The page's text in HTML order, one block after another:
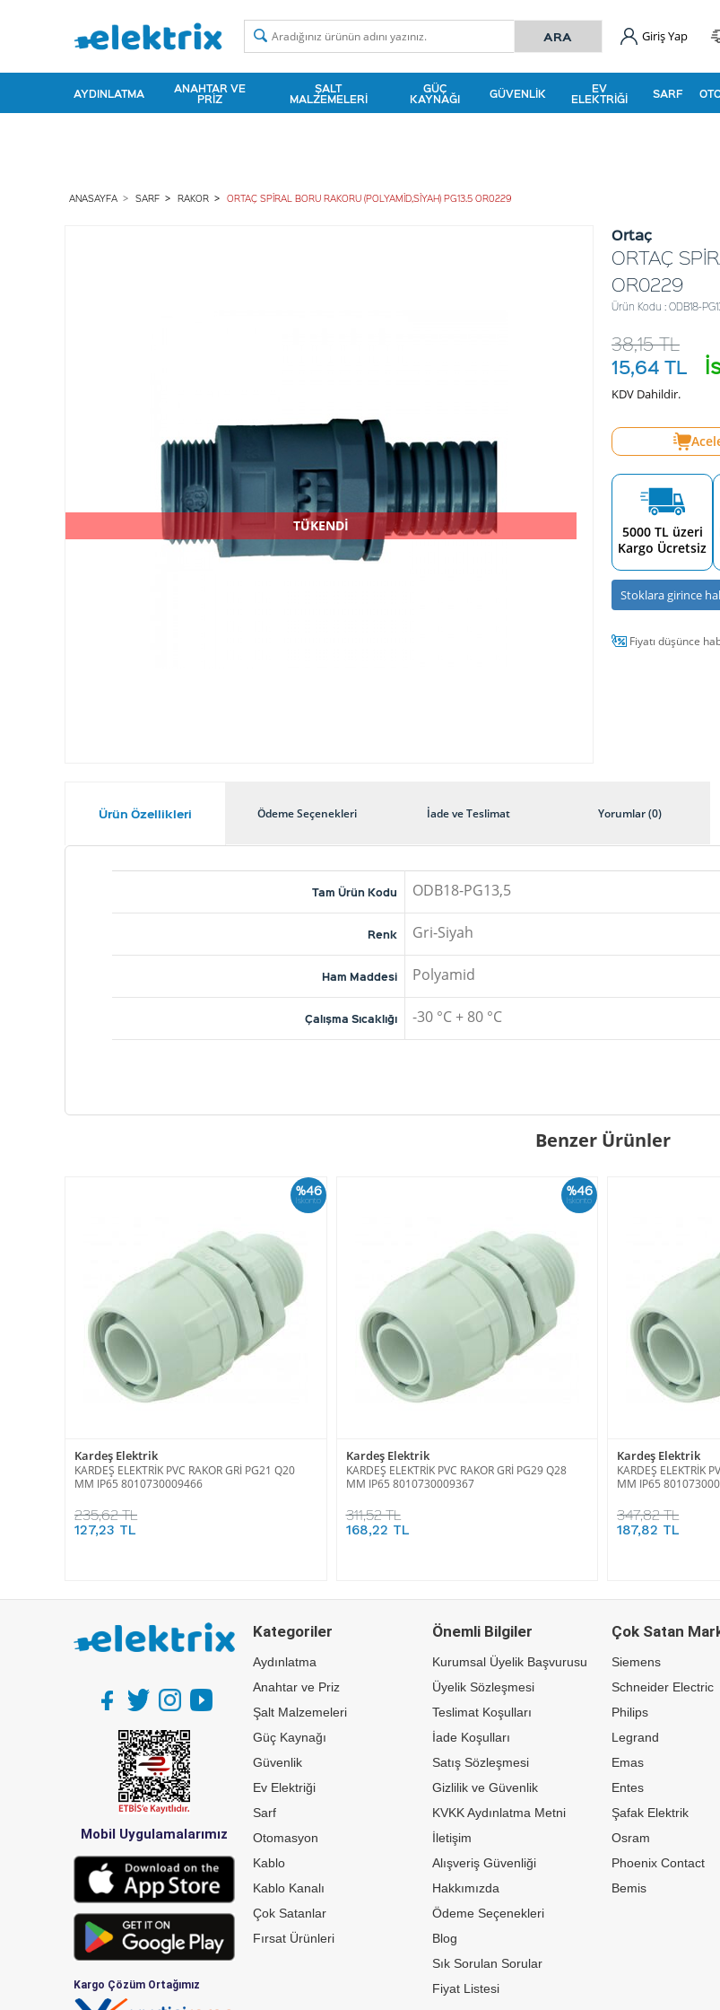
Giriş Yap
AYDINLATMA ANAHTAR VE
PRIZ
ŞALT
MALZEMELERI
GÜÇ
KAYNAĞI GÜVENLIK EV
ELEKTRIĞI SARF
ANASAYFA SARF RAKOR ORTAÇ SPİRAL BORU RAKORU (POLYAMİD,SİYAH) PG13.5 OR0229
TÜKENDİ
Ortaç
ORTAÇ
OR0229
Ürün Kodu : ODB18-
38,15TL
15,64 TL
KDV Dahildir.
5000 TL üzeri
Kargo Ücretsiz
Stoklara girince
Fiyatı düşünce
Ürün Özellikleri Ödeme Seçenekleri İade ve Teslimat Yorumlar (0)
Tam Ürün Kodu ODB18-PG13,5
Renk Gri-Siyah
Ham Maddesi Polyamid
Çalışma Sıcaklığı -30 °C + 80 °C
Benzer Ürünler
%46
İskonto
Kardeş Elektrik
KARDEŞ ELEKTRİK PVC RAKOR GRİ PG21 Q20
MM IP65 8010730009466
235,62 TL
127,23 TL
%46
İskonto
Kardeş Elektrik
KARDEŞ ELEKTRİK PVC RAKOR GRİ PG29 Q28
MM IP65 8010730009367
311,52 TL
168,22 TL
Kardeş Elektrik
KARDEŞ ELEKTRİK
MM IP65
347,82 TL
187,82 TL
Mobil Uygulamalarımız
Kargo Çözüm Ortağımız
Kategoriler
Aydınlatma
Anahtar ve Priz
Şalt Malzemeleri
Güç Kaynağı
Güvenlik
Ev Elektriği
Sarf
Otomasyon
Kablo
Kablo Kanalı
Çok Satanlar
Fırsat Ürünleri
Önemli Bilgiler
Kurumsal Üyelik Başvurusu
Üyelik Sözleşmesi
Teslimat Koşulları
İade Koşulları
Satış Sözleşmesi
Gizlilik ve Güvenlik
KVKK Aydınlatma Metni
İletişim
Alışveriş Güvenliği
Hakkımızda
Ödeme Seçenekleri
Blog
Sık Sorulan Sorular
Fiyat Listesi
Çok Satan
Siemens
Schneider Electric
Philips
Legrand
Emas
Entes
Şafak Elektrik
Osram
Phoenix Contact
Bemis